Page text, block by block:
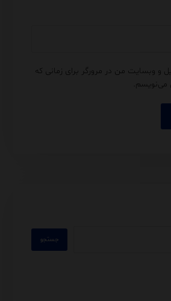
و وبسایت من در مرورگر برای زمانی که
می‌نویسم.